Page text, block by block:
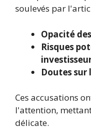
soulevés par
Opacité
Risques
Doutes
Ces accusations
l'attention,
délicate.